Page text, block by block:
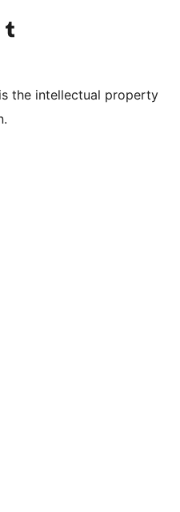
besuchen
Kanal besuchen
Unser Tumblr-Konto besuchen
the intellectual property